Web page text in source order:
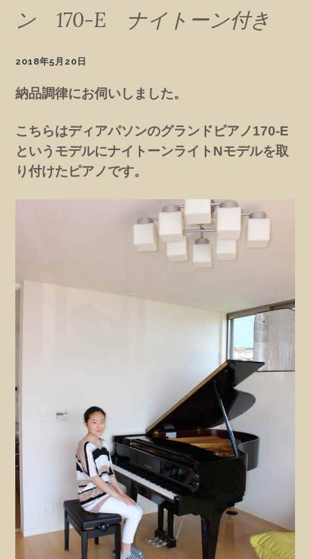
ン 170-E ナイトーン付き
2018年5月20日
納品調律にお伺いしました。
こちらはディアパソンのグランドピアノ170-E
というモデルにナイトーンライトNモデルを取
り付けたピアノです。